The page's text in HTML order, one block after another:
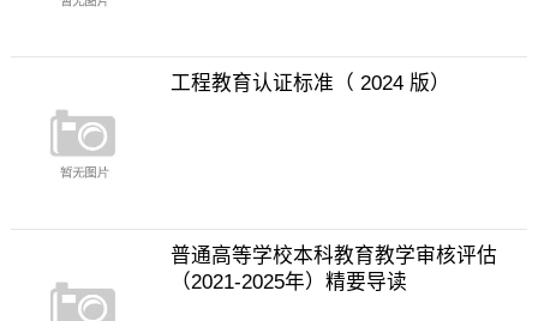
工程教育认证标准（ 2024 版）
普通高等学校本科教育教学审核评估
（2021-2025年）精要导读